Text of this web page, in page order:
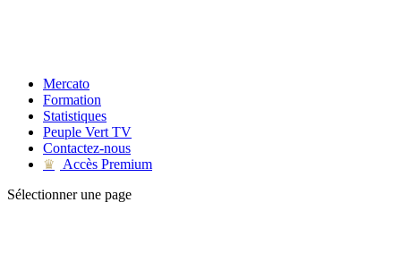
Mercato
Formation
Statistiques
Peuple Vert TV
Contactez-nous
♛
Accès Premium
Sélectionner une page